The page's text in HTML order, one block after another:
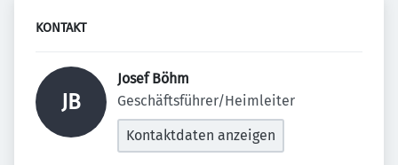
KONTAKT
JB
Josef Böhm
Geschäftsführer/Heimleiter
Kontaktdaten anzeigen